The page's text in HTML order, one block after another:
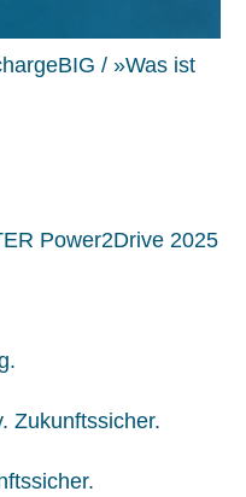
/ »Was ist
Power2Drive 2025
Zukunftssicher.